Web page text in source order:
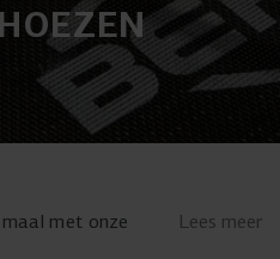
met onze
Lees meer